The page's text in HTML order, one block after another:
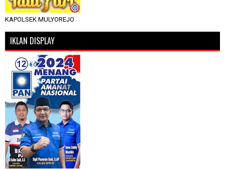
KAPOLSEK MULYOREJO
IKLAN DISPLAY